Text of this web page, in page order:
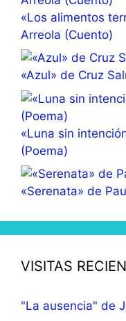
«Los alimentos
Arreola (Cuento)
«Azul» de Cruz
«Luna sin
(Poema)
«Serenata» de
VISITAS
"La ausencia" de